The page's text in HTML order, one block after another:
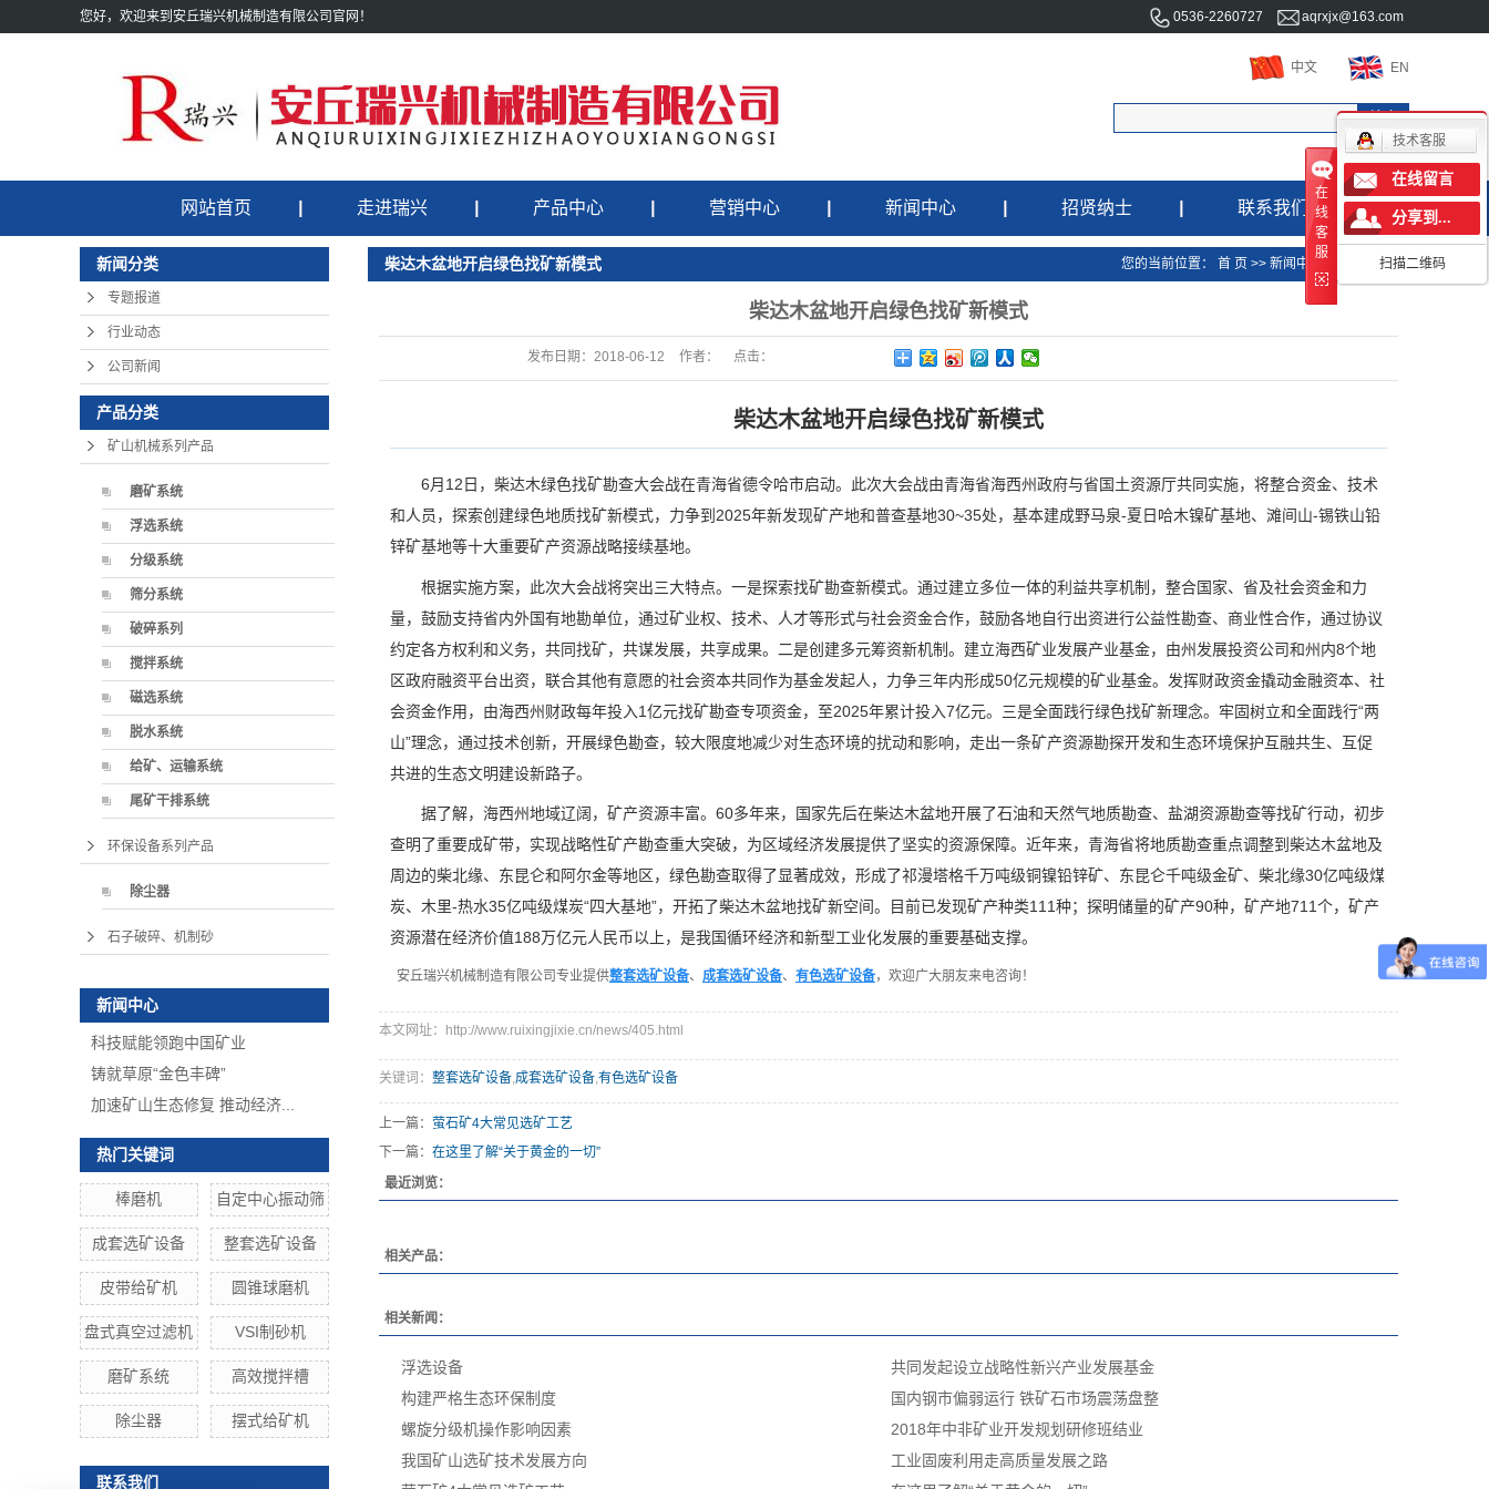
您好，欢迎来到安丘瑞兴机械制造有限公司官网！ 0536-2260727 aqrxjx@163.com
中文 EN
网站首页 走进瑞兴
公司简介
厂容厂貌
企业文化
联系我们
产品中心
矿山机械系列产品
石子破碎、机制砂
营销中心
营销网络
客户案例
新闻中心
行业动态
公司新闻
招贤纳士
人才理念
招聘职位
联系我们
新闻分类
专题报道
行业动态
公司新闻
产品分类
矿山机械系列产品
磨矿系统
浮选系统
分级系统
筛分系统
破碎系列
搅拌系统
磁选系统
脱水系统
给矿、运输系统
尾矿干排系统
环保设备系列产品
除尘器
石子破碎、机制砂
新闻中心
科技赋能领跑中国矿业
铸就草原“金色丰碑”
加速矿山生态修复 推动经济...
热门关键词
棒磨机 自定中心振动筛
成套选矿设备 整套选矿设备
皮带给矿机 圆锥球磨机
盘式真空过滤机 VSI制砂机
磨矿系统 高效搅拌槽
除尘器 摆式给矿机
联系我们
柴达木盆地开启绿色找矿新模式 您的当前位置： 首 页 >> 新闻中心 行业动态
柴达木盆地开启绿色找矿新模式
发布日期： 2018-06-12 作者： 点击：
柴达木盆地开启绿色找矿新模式
6月12日，柴达木绿色找矿勘查大会战在青海省德令哈市启动。此次大会战由青海省海西州政府与省国土资源厅共同实施，将整合资金、技术
和人员，探索创建绿色地质找矿新模式，力争到2025年新发现矿产地和普查基地30~35处，基本建成野马泉-夏日哈木镍矿基地、滩间山-锡铁山铅
锌矿基地等十大重要矿产资源战略接续基地。
根据实施方案，此次大会战将突出三大特点。一是探索找矿勘查新模式。通过建立多位一体的利益共享机制，整合国家、省及社会资金和力
量，鼓励支持省内外国有地勘单位，通过矿业权、技术、人才等形式与社会资金合作，鼓励各地自行出资进行公益性勘查、商业性合作，通过协议
约定各方权利和义务，共同找矿，共谋发展，共享成果。二是创建多元筹资新机制。建立海西矿业发展产业基金，由州发展投资公司和州内8个地
区政府融资平台出资，联合其他有意愿的社会资本共同作为基金发起人，力争三年内形成50亿元规模的矿业基金。发挥财政资金撬动金融资本、社
会资金作用，由海西州财政每年投入1亿元找矿勘查专项资金，至2025年累计投入7亿元。三是全面践行绿色找矿新理念。牢固树立和全面践行“两
山”理念，通过技术创新，开展绿色勘查，较大限度地减少对生态环境的扰动和影响，走出一条矿产资源勘探开发和生态环境保护互融共生、互促
共进的生态文明建设新路子。
据了解，海西州地域辽阔，矿产资源丰富。60多年来，国家先后在柴达木盆地开展了石油和天然气地质勘查、盐湖资源勘查等找矿行动，初步
查明了重要成矿带，实现战略性矿产勘查重大突破，为区域经济发展提供了坚实的资源保障。近年来，青海省将地质勘查重点调整到柴达木盆地及
周边的柴北缘、东昆仑和阿尔金等地区，绿色勘查取得了显著成效，形成了祁漫塔格千万吨级铜镍铅锌矿、东昆仑千吨级金矿、柴北缘30亿吨级煤
炭、木里-热水35亿吨级煤炭“四大基地”，开拓了柴达木盆地找矿新空间。目前已发现矿产种类111种；探明储量的矿产90种，矿产地711个，矿产
资源潜在经济价值188万亿元人民币以上，是我国循环经济和新型工业化发展的重要基础支撑。
安丘瑞兴机械制造有限公司专业提供整套选矿设备、 成套选矿设备、 有色选矿设备，欢迎广大朋友来电咨询！
本文网址：http://www.ruixingjixie.cn/news/405.html
关键词： 整套选矿设备 成套选矿设备 有色选矿设备
上一篇： 萤石矿4大常见选矿工艺
下一篇： 在这里了解“关于黄金的一切”
最近浏览：
相关产品：
相关新闻：
浮选设备
共同发起设立战略性新兴产业发展基金
构建严格生态环保制度
国内钢市偏弱运行 铁矿石市场震荡盘整
螺旋分级机操作影响因素
2018年中非矿业开发规划研修班结业
我国矿山选矿技术发展方向
工业固废利用走高质量发展之路
在
线
客
服
技术客服
在线留言
分享到...
扫描二维码